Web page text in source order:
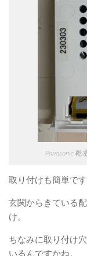
Panasonic 乾
取り付けも簡単です
玄関からきている
け。
ちなみに取り付け
いるんですかね。